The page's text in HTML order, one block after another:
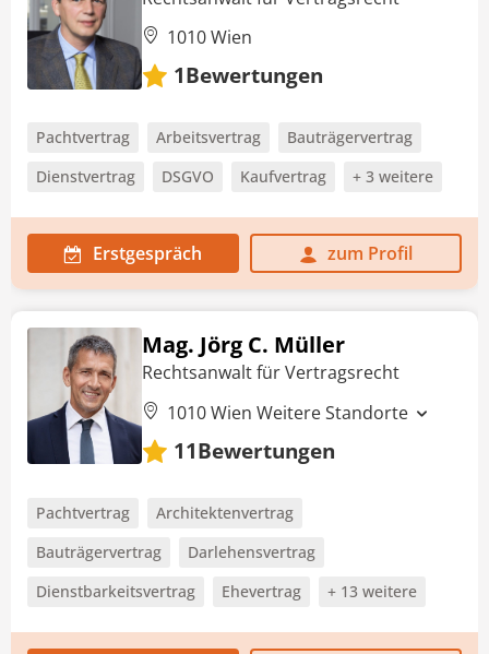
1010 Wien
1Bewertungen
Pachtvertrag Arbeitsvertrag
Bauträgervertrag
Dienstvertrag
DSGVO Kaufvertrag + 3 weitere
Erstgespräch zum Profil
Mag. Jörg C. Müller
Rechtsanwalt für Vertragsrecht
1010 Wien Weitere Standorte
11Bewertungen
Pachtvertrag
Architektenvertrag
Bauträgervertrag
Darlehensvertrag
Dienstbarkeitsvertrag
Ehevertrag + 13 weitere